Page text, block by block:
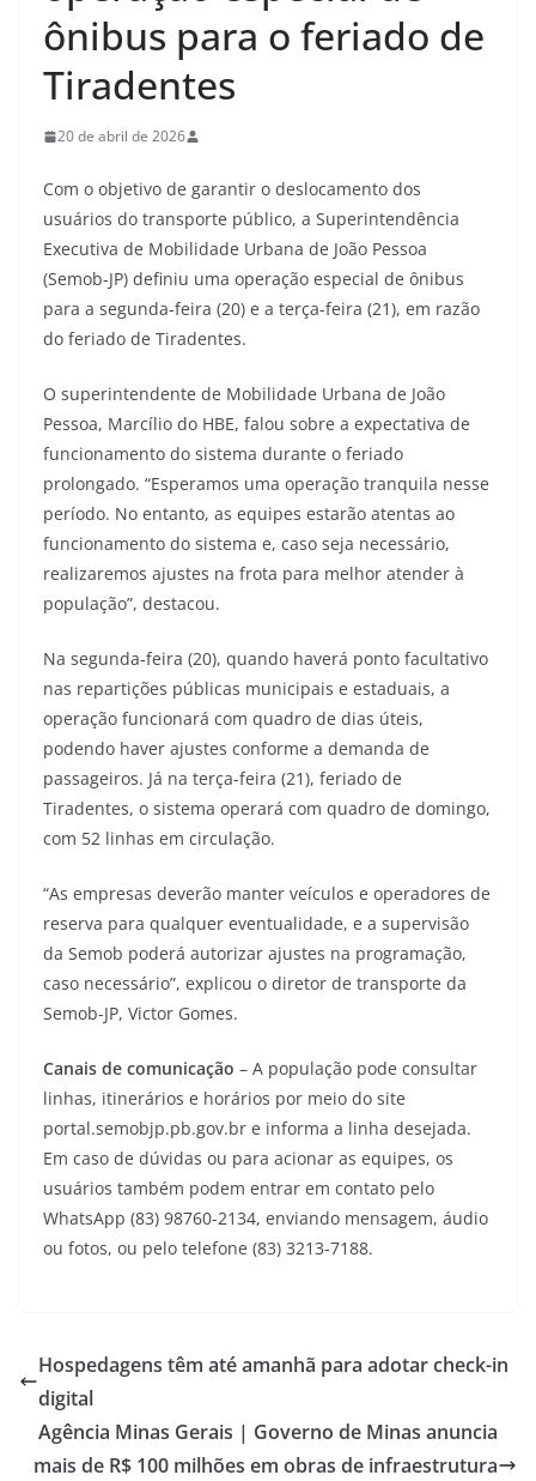
ônibus para o feriado de
Tiradentes
20 de abril de 2026
Com o objetivo de garantir o deslocamento dos
usuários do transporte público, a Superintendência
Executiva de Mobilidade Urbana de João Pessoa
(Semob-JP) definiu uma operação especial de ônibus
para a segunda-feira (20) e a terça-feira (21), em razão
do feriado de Tiradentes.
O superintendente de Mobilidade Urbana de João
Pessoa, Marcílio do HBE, falou sobre a expectativa de
funcionamento do sistema durante o feriado
prolongado. “Esperamos uma operação tranquila nesse
período. No entanto, as equipes estarão atentas ao
funcionamento do sistema e, caso seja necessário,
realizaremos ajustes na frota para melhor atender à
população”, destacou.
Na segunda-feira (20), quando haverá ponto facultativo
nas repartições públicas municipais e estaduais, a
operação funcionará com quadro de dias úteis,
podendo haver ajustes conforme a demanda de
passageiros. Já na terça-feira (21), feriado de
Tiradentes, o sistema operará com quadro de domingo,
com 52 linhas em circulação.
“As empresas deverão manter veículos e operadores de
reserva para qualquer eventualidade, e a supervisão
da Semob poderá autorizar ajustes na programação,
caso necessário”, explicou o diretor de transporte da
Semob-JP, Victor Gomes.
Canais de comunicação – A população pode consultar
linhas, itinerários e horários por meio do site
portal.semobjp.pb.gov.br e informa a linha desejada.
Em caso de dúvidas ou para acionar as equipes, os
usuários também podem entrar em contato pelo
WhatsApp (83) 98760-2134, enviando mensagem, áudio
ou fotos, ou pelo telefone (83) 3213-7188.
Hospedagens têm até amanhã para adotar check-in
digital
Agência Minas Gerais | Governo de Minas anuncia
mais de R$ 100 milhões em obras de infraestrutura